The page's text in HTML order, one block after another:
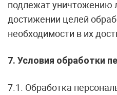
подлежат уничтожению
достижении целей
необходимости в их
7. Условия обработки
7.1. Обработка